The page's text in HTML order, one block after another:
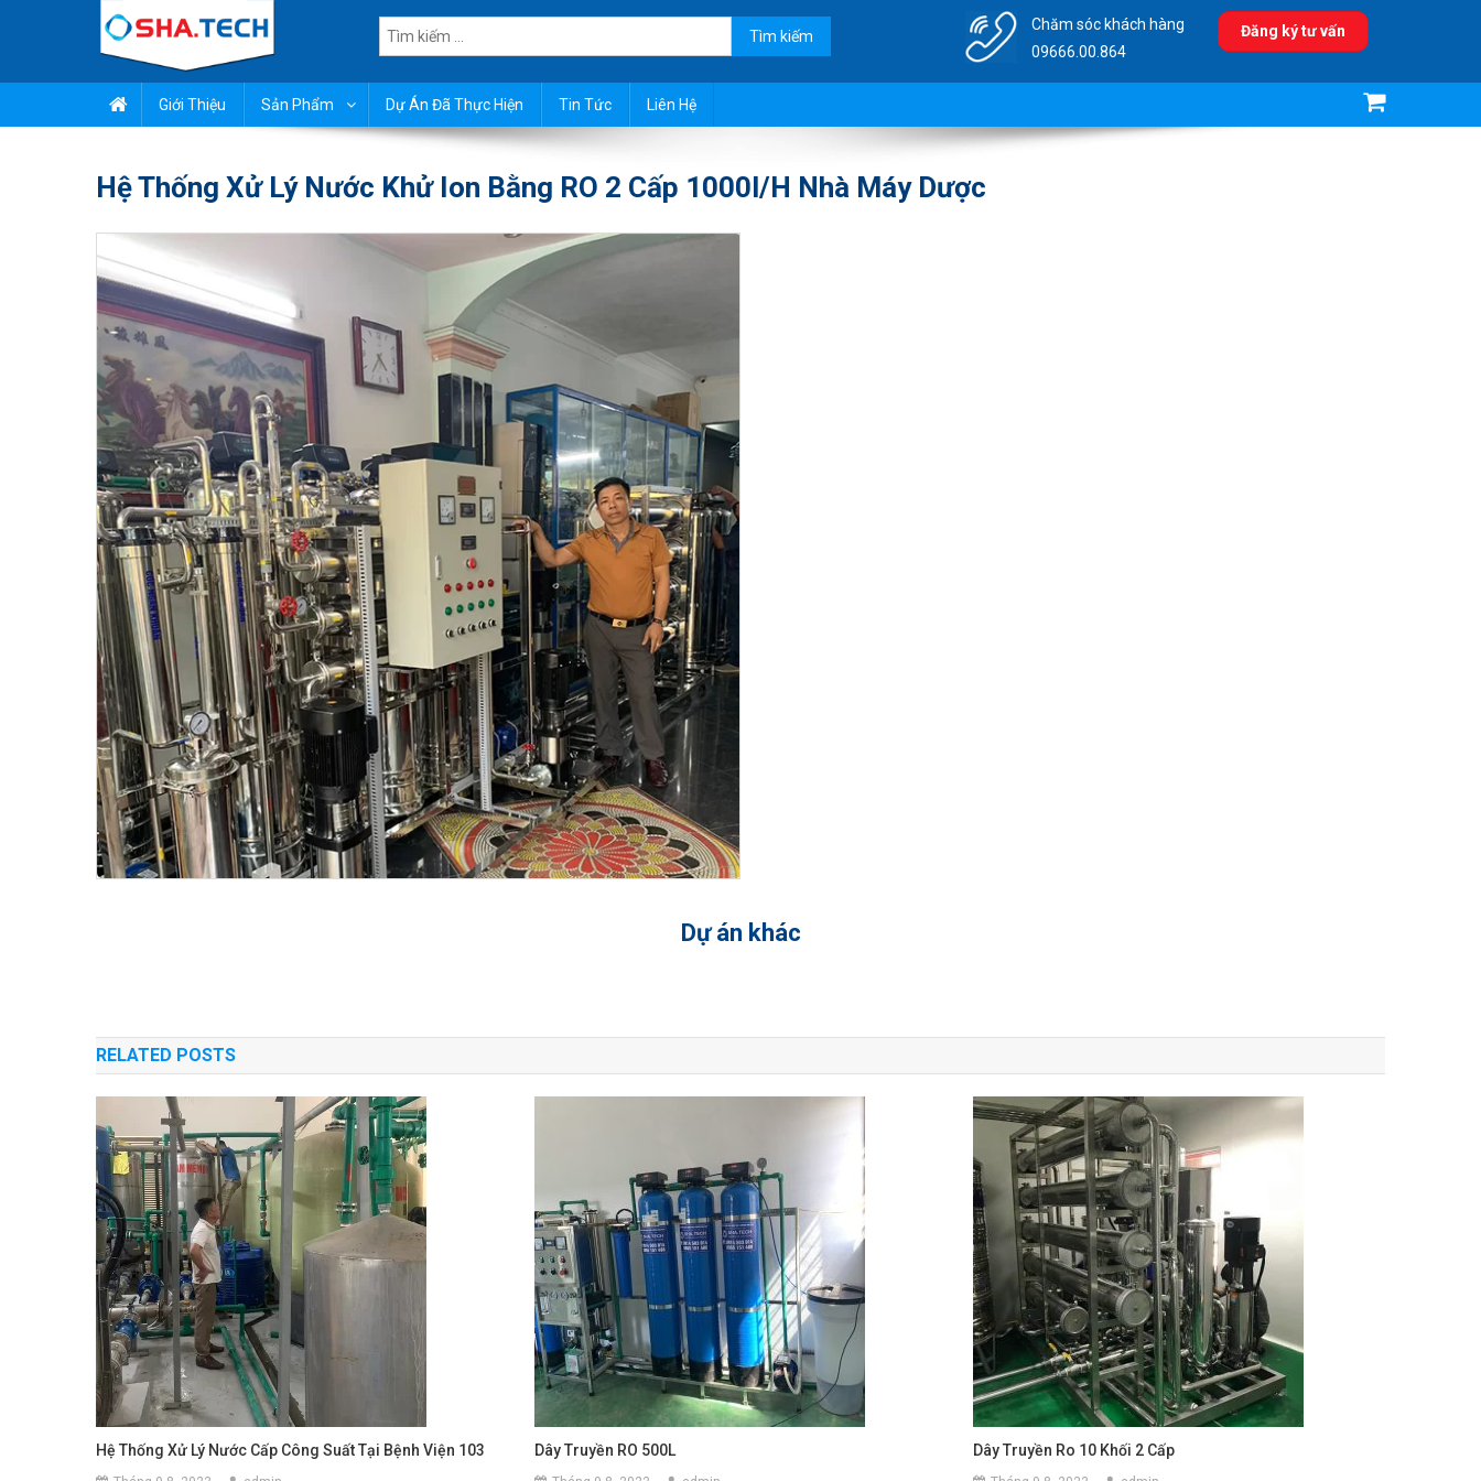
Chuyên lọc nước sinh hoạt đầu nguồn, giếng khoan, xử lý nước thải công nghiệp
Tìm
kiếm
cho:
Chăm sóc khách hàng
09666.00.864
Đăng ký tư vấn
Giới Thiệu Sản Phẩm Dự Án Đã Thực Hiện Tin Tức Liên Hệ
Hệ Thống Xử Lý Nước Khử Ion Bằng RO 2 Cấp 1000l/h Nhà Máy Dược
Dự án khác
RELATED POSTS
Hệ Thống Xử Lý Nước Cấp Công Suất Tại Bệnh Viện 103 Dây Truyền RO 500L Dây Truyền Ro 10 Khối 2 Cấp